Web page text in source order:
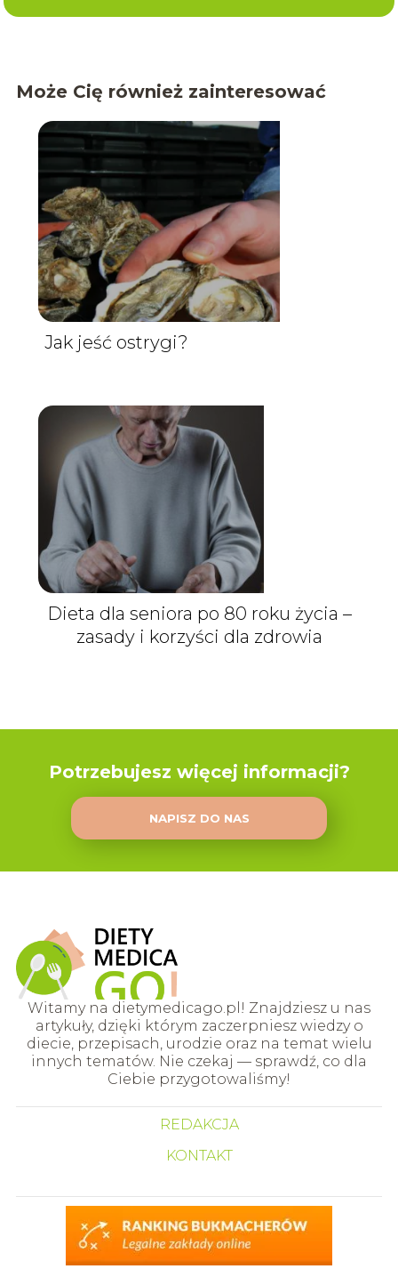
Może Cię również zainteresować
Jak jeść ostrygi?
Dieta dla seniora po 80 roku życia –
zasady i korzyści dla zdrowia
Potrzebujesz więcej informacji?
NAPISZ DO NAS
Witamy na dietymedicago.pl! Znajdziesz u nas
artykuły, dzięki którym zaczerpniesz wiedzy o
diecie, przepisach, urodzie oraz na temat wielu
innych tematów. Nie czekaj — sprawdź, co dla
Ciebie przygotowaliśmy!
REDAKCJA
KONTAKT